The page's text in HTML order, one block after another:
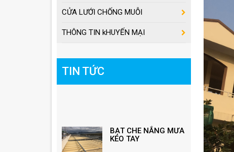
CỬA LƯỚI CHỐNG MUỖI
THÔNG TIN kHUYẾN MẠI
TIN TỨC